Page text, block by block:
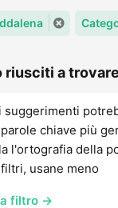
riusciti a
suggerimenti
chiave più
l'ortografia della
usane meno
filtro →